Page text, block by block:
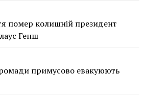
помер колишній президент
Генш
примусово евакуюють